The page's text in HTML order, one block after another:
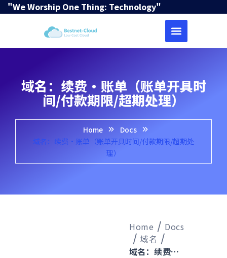
"We Worship One Thing: Technology"
域名：续费·账单（账单开具时
间/付款期限/超期处理）
Home
Docs
域名：续费·账单（账单开具时间/付款期限/超期处
理）
Home
Docs
域名
域名：续费·账单（账单开具时间/付款期限/超期处理）